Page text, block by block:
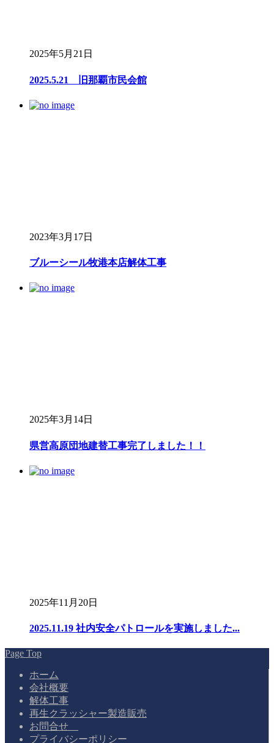
2025年5月21日
2025.5.21 旧那覇市民会館
2023年3月17日
ブルーシール牧港本店解体工事
2025年3月14日
県営高原団地建替工事完了しました！！
2025年11月20日
2025.11.19 社内安全パトロールを実施しました...
Page Top
ホーム
会社概要
解体工事
再生クラッシャー製造販売
お問合せ
プライバシーポリシー